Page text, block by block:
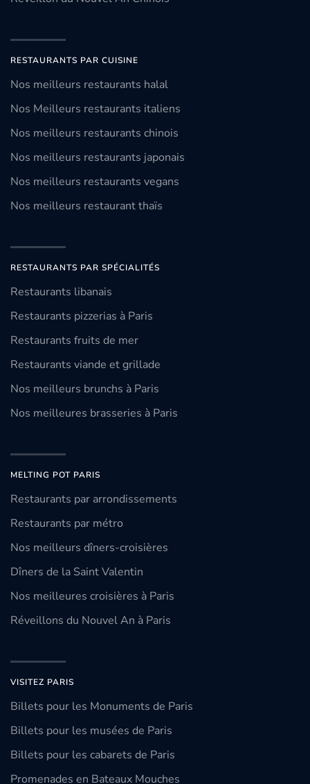
RESTAURANTS PAR CUISINE
Nos meilleurs restaurants halal
Nos Meilleurs restaurants italiens
Nos meilleurs restaurants chinois
Nos meilleurs restaurants japonais
Nos meilleurs restaurants vegans
Nos meilleurs restaurant thaïs
RESTAURANTS PAR SPÉCIALITÉS
Restaurants libanais
Restaurants pizzerias à Paris
Restaurants fruits de mer
Restaurants viande et grillade
Nos meilleurs brunchs à Paris
Nos meilleures brasseries à Paris
MELTING POT PARIS
Restaurants par arrondissements
Restaurants par métro
Nos meilleurs dîners-croisières
Dîners de la Saint Valentin
Nos meilleures croisières à Paris
Réveillons du Nouvel An à Paris
VISITEZ PARIS
Billets pour les Monuments de Paris
Billets pour les musées de Paris
Billets pour les cabarets de Paris
Promenades en Bateaux Mouches